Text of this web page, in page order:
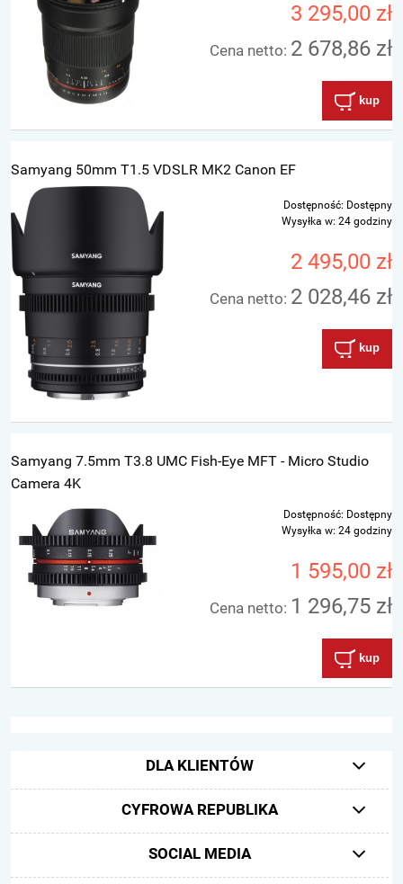
3 295,00 zł
Cena netto: 2 678,86 zł
kup
Samyang 50mm T1.5 VDSLR MK2 Canon EF
Dostępność: Dostępny
Wysyłka w: 24 godziny
2 495,00 zł
Cena netto: 2 028,46 zł
kup
Samyang 7.5mm T3.8 UMC Fish-Eye MFT - Micro Studio
Camera 4K
Dostępność: Dostępny
Wysyłka w: 24 godziny
1 595,00 zł
Cena netto: 1 296,75 zł
kup
DLA KLIENTÓW
CYFROWA REPUBLIKA
SOCIAL MEDIA